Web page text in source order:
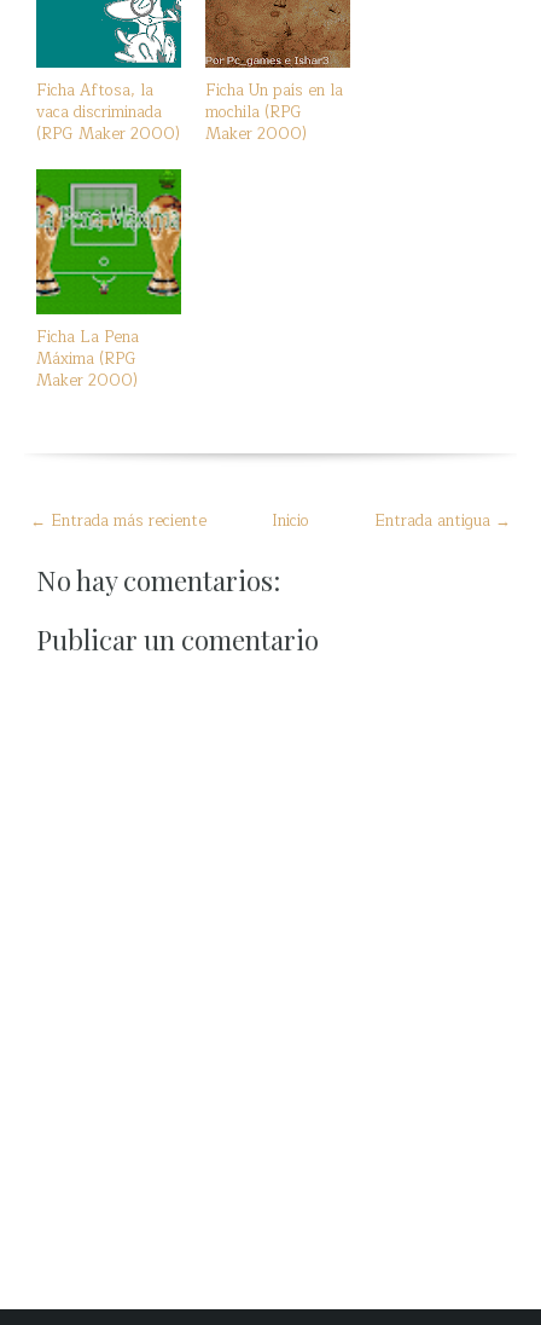
Ficha Aftosa, la
vaca discriminada
(RPG Maker 2000)
Ficha Un país en la
mochila (RPG
Maker 2000)
Ficha La Pena
Máxima (RPG
Maker 2000)
← Entrada más reciente Entrada antigua →
Inicio
No hay comentarios:
Publicar un comentario